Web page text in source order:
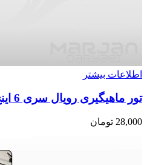
اطلاعات بیشتر
تور ماهیگیری رویال سری 6 اینچ رنگی
28,000 تومان